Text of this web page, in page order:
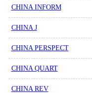
CHINA INFORM
CHINA J
CHINA PERSPECT
CHINA QUART
CHINA REV